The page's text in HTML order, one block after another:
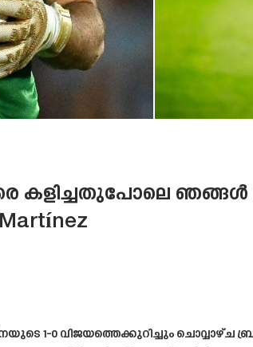
കളിച്ചതുപോലെ ഞങ്ങൾ
1-0 വിജയത്തെക്കുറിച്ചും ചൊവ്വാഴ്ച